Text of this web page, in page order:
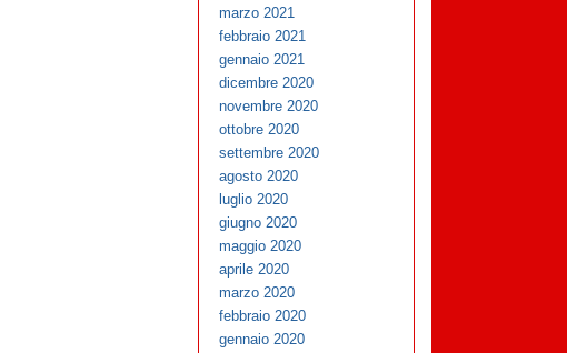
marzo 2021
febbraio 2021
gennaio 2021
dicembre 2020
novembre 2020
ottobre 2020
settembre 2020
agosto 2020
luglio 2020
giugno 2020
maggio 2020
aprile 2020
marzo 2020
febbraio 2020
gennaio 2020